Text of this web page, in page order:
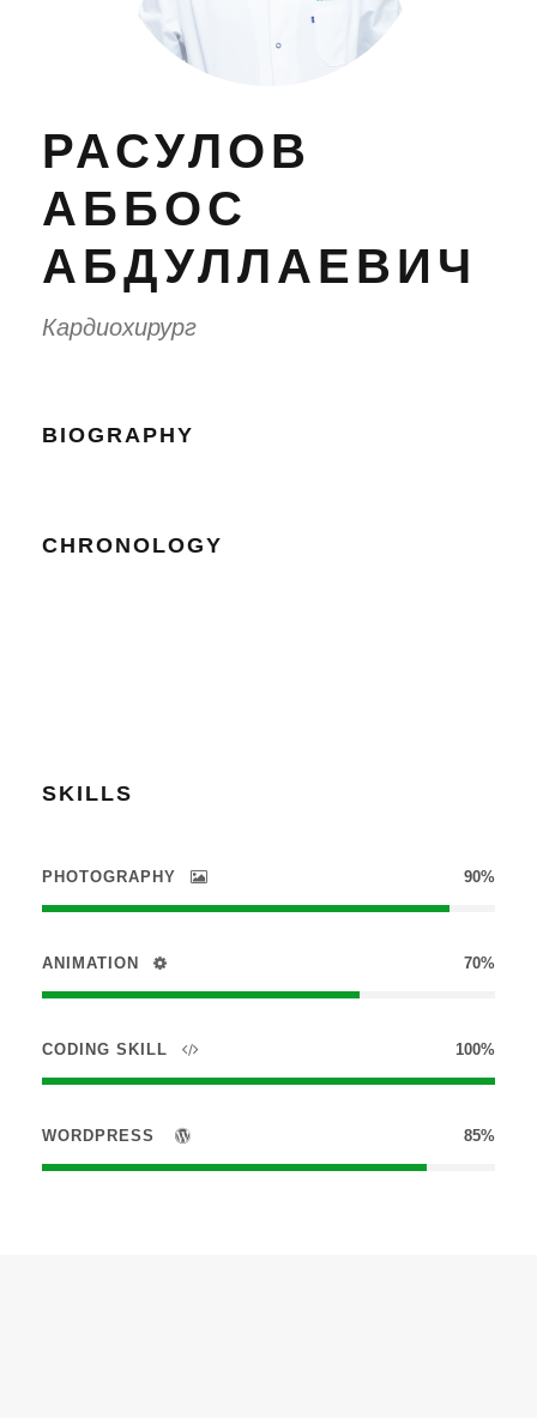
РАСУЛОВ
АББОС
АБДУЛЛАЕВИЧ
Кардиохирург
BIOGRAPHY
CHRONOLOGY
SKILLS
PHOTOGRAPHY 90%
ANIMATION 70%
CODING SKILL 100%
WORDPRESS 85%